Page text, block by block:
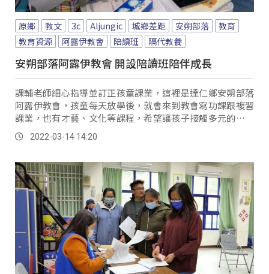
原鄉 教文 3c Aljungic 城鄉差距 安朔部落
教育
教育資源
阿露伊教會 陪讀班 隔代教養
安朔部落阿露伊教會 開設陪讀班陪伴成長
課輔老師細心指導並訂正孩童課業，這裡是達仁鄉安朔部落
阿露伊教會，孩童每天放學後，就會來到教會寫功課跟複習
課業，也有才藝、文化等課程，希望讓孩子接觸多元的學習
環境，除了課業學習，也免費提供晚餐，讓孩子跟...。
2022-03-14 14:20